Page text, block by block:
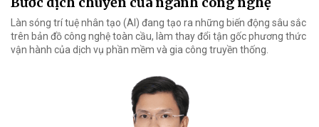
Làn sóng trí tuệ nhân tạo (AI) đang tạo ra những biến động sâu sắc
trên bản đồ công nghệ toàn cầu, làm thay đổi tận gốc phương thức
vận hành của dịch vụ phần mềm và gia công truyền thống.